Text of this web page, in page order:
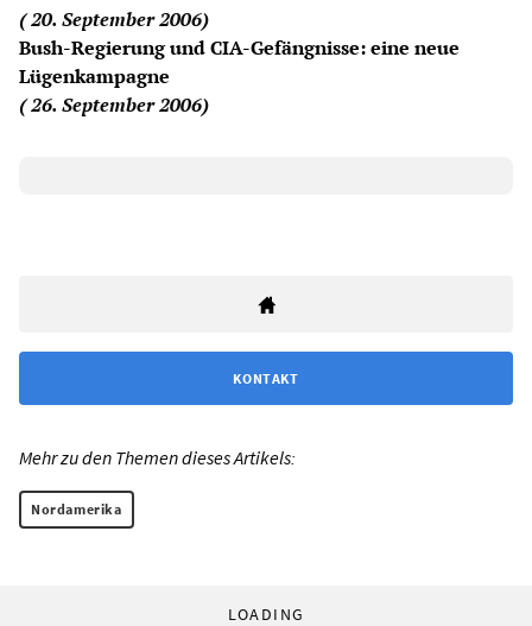
( 20. September 2006)
Bush-Regierung und CIA-Gefängnisse: eine neue
Lügenkampagne
( 26. September 2006)
KONTAKT
Mehr zu den Themen dieses Artikels:
Nordamerika
LOADING